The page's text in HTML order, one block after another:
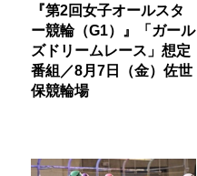
『第2回女子オールスタ
ー競輪（G1）』「ガール
ズドリームレース」想定
番組／8月7日（金）佐世
保競輪場